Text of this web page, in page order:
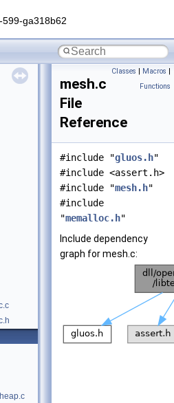
ga318b62
Classes | Macros |
Functions
mesh.c
File
Reference
#include "gluos.h"
#include <assert.h>
#include "mesh.h"
#include
"memalloc.h"
Include dependency
graph for mesh.c: